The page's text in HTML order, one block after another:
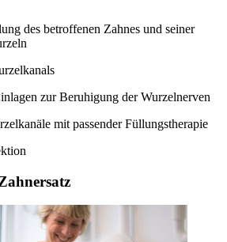
des betroffenen Zahnes und seiner
zur Beruhigung der Wurzelnerven
mit passender Füllungstherapie